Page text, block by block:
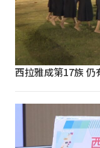
西拉雅成第17族